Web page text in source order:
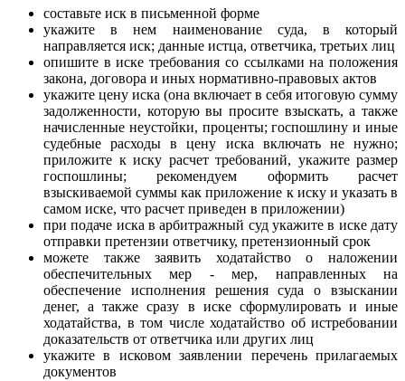
составьте иск в письменной форме
укажите в нем наименование суда, в который
направляется иск; данные истца, ответчика, третьих лиц
опишите в иске требования со ссылками на положения
закона, договора и иных нормативно-правовых актов
укажите цену иска (она включает в себя итоговую сумму
задолженности, которую вы просите взыскать, а также
начисленные неустойки, проценты; госпошлину и иные
судебные расходы в цену иска включать не нужно;
приложите к иску расчет требований, укажите размер
госпошлины; рекомендуем оформить расчет
взыскиваемой суммы как приложение к иску и указать в
самом иске, что расчет приведен в приложении)
при подаче иска в арбитражный суд укажите в иске дату
отправки претензии ответчику, претензионный срок
можете также заявить ходатайство о наложении
обеспечительных мер - мер, направленных на
обеспечение исполнения решения суда о взыскании
денег, а также сразу в иске сформулировать и иные
ходатайства, в том числе ходатайство об истребовании
доказательств от ответчика или других лиц
укажите в исковом заявлении перечень прилагаемых
документов